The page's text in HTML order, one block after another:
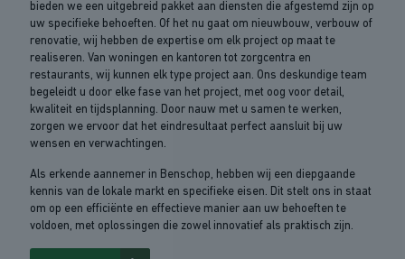
bieden we een uitgebreid pakket aan diensten die afgestemd zijn op
uw specifieke behoeften. Of het nu gaat om nieuwbouw, verbouw of
renovatie, wij hebben de expertise om elk project op maat te
realiseren. Van woningen en kantoren tot zorgcentra en
restaurants, wij kunnen elk type project aan. Ons deskundige team
begeleidt u door elke fase van het project, met oog voor detail,
kwaliteit en tijdsplanning. Door nauw met u samen te werken,
zorgen we ervoor dat het eindresultaat perfect aansluit bij uw
wensen en verwachtingen.
Als erkende aannemer in Benschop, hebben wij een diepgaande
kennis van de lokale markt en specifieke eisen. Dit stelt ons in staat
om op een efficiënte en effectieve manier aan uw behoeften te
voldoen, met oplossingen die zowel innovatief als praktisch zijn.